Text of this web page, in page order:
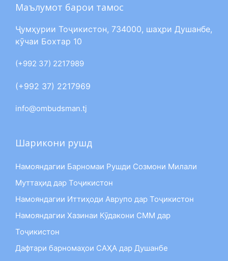
Маълумот барои тамос
Ҷумҳурии Тоҷикистон, 734000, шаҳри Душанбе,
кӯчаи Бохтар 10
(+992 37) 2217989
(+992 37) 2217969
info@ombudsman.tj
Шарикони рушд
Намояндагии Барномаи Рушди Созмони Милали
Муттаҳид дар Тоҷикистон
Намояндагии Иттиҳоди Аврупо дар Тоҷикистон
Намояндагии Хазинаи Кӯдакони СММ дар
Тоҷикистон
Дафтари барномаҳои САҲА дар Душанбе